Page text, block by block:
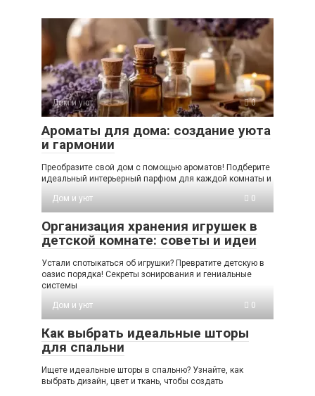
Дом и уют 0
Ароматы для дома: создание уюта
и гармонии
Преобразите свой дом с помощью ароматов! Подберите
идеальный интерьерный парфюм для каждой комнаты и
Дом и уют
0
Организация хранения игрушек в
детской комнате: советы и идеи
Устали спотыкаться об игрушки? Превратите детскую в
оазис порядка! Секреты зонирования и гениальные
системы
Дом и уют
0
Как выбрать идеальные шторы
для спальни
Ищете идеальные шторы в спальню? Узнайте, как
выбрать дизайн, цвет и ткань, чтобы создать